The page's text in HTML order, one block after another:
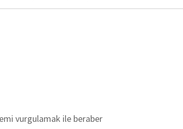
vurgulamak ile beraber